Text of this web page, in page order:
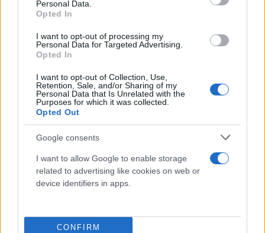
Personal Data.
Opted In
I want to opt-out of processing my
Personal Data for Targeted Advertising.
Opted In
I want to opt-out of Collection, Use,
Retention, Sale, and/or Sharing of my
Personal Data that Is Unrelated with the
Purposes for which it was collected.
Opted Out
Google consents
I want to allow Google to enable storage
related to advertising like cookies on web or
device identifiers in apps.
CONFIRM
Εντυπωσιακές εικόνες: Οι κρυφές γαλάζιες
λίμνες της Βόρειας Εύβοιας στα παλιά
ορυχεία
07.08.2026